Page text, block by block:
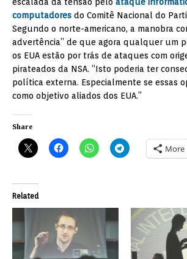
escalada da tensão pelo ataque
computadores do Comitê Nacional do
Segundo o norte-americano, a manobra
advertência” de que agora qualquer um
os EUA estão por trás de ataques com
pirateados da NSA. “Isto poderia ter
política externa. Especialmente se essas
como objetivo aliados dos EUA.”
Share
More
Related